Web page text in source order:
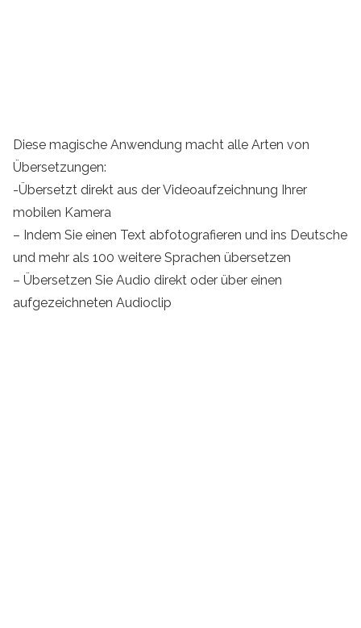
Diese magische Anwendung macht alle Arten von
Übersetzungen:
-Übersetzt direkt aus der Videoaufzeichnung Ihrer
mobilen Kamera
– Indem Sie einen Text abfotografieren und ins Deutsche
und mehr als 100 weitere Sprachen übersetzen
– Übersetzen Sie Audio direkt oder über einen
aufgezeichneten Audioclip